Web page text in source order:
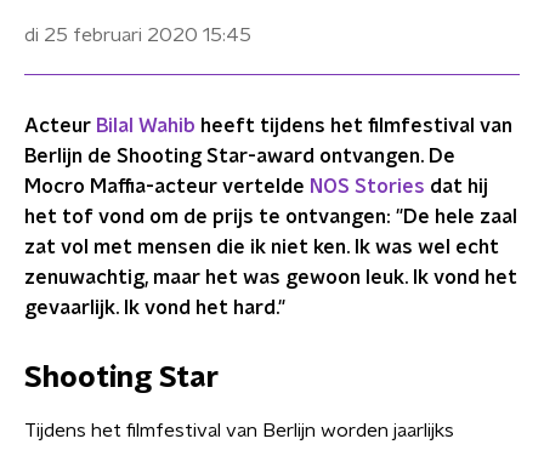
di 25 februari 2020 15:45
Acteur Bilal Wahib heeft tijdens het filmfestival van
Berlijn de Shooting Star-award ontvangen. De
Mocro Maffia-acteur vertelde NOS Stories dat hij
het tof vond om de prijs te ontvangen: "De hele zaal
zat vol met mensen die ik niet ken. Ik was wel echt
zenuwachtig, maar het was gewoon leuk. Ik vond het
gevaarlijk. Ik vond het hard."
Shooting Star
Tijdens het filmfestival van Berlijn worden jaarlijks